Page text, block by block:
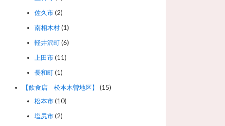
佐久市(2)
南相木村(1)
軽井沢町(6)
上田市(11)
長和町(1)
【飲食店 松本木曽地区】
(15)
松本市(10)
塩尻市(2)